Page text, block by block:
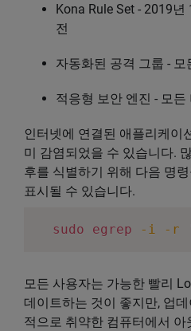
Kona Rule Set - 2019
전
자동화된 공격 그룹 - 모
적응형 보안 엔진 - 모든
인터넷에 연결된 애플리케이
미 감염되었을 수 있습니다.
후를 식별하기 위해 다음 명
표시될 수 있습니다.
sudo egrep -i -r
모든 사용자는 가능한 빨리
데이트하는 것이 좋지만, 업
적으로 취약한 컴퓨터에서